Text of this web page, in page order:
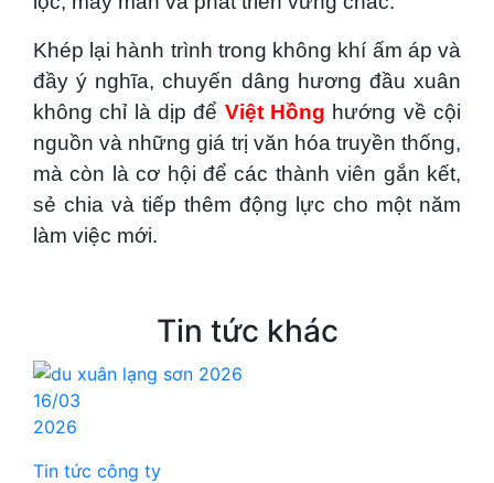
Khép lại hành trình trong không khí ấm áp và
đầy ý nghĩa, chuyến dâng hương đầu xuân
không chỉ là dịp để Việt Hồng hướng về cội
nguồn và những giá trị văn hóa truyền thống,
mà còn là cơ hội để các thành viên gắn kết,
sẻ chia và tiếp thêm động lực cho một năm
làm việc mới.
Tin tức khác
16/03
2026
Tin tức công ty